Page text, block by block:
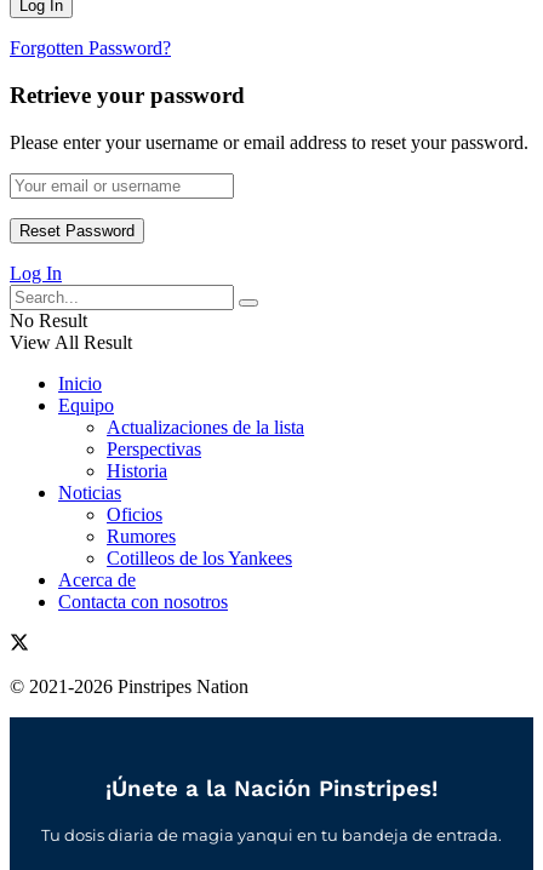
Forgotten Password?
Retrieve your password
Please enter your username or email address to reset your password.
Log In
No Result
View All Result
Inicio
Equipo
Actualizaciones de la lista
Perspectivas
Historia
Noticias
Oficios
Rumores
Cotilleos de los Yankees
Acerca de
Contacta con nosotros
© 2021-2026 Pinstripes Nation
¡Únete a la Nación Pinstripes!
Tu dosis diaria de magia yanqui en tu bandeja de entrada.